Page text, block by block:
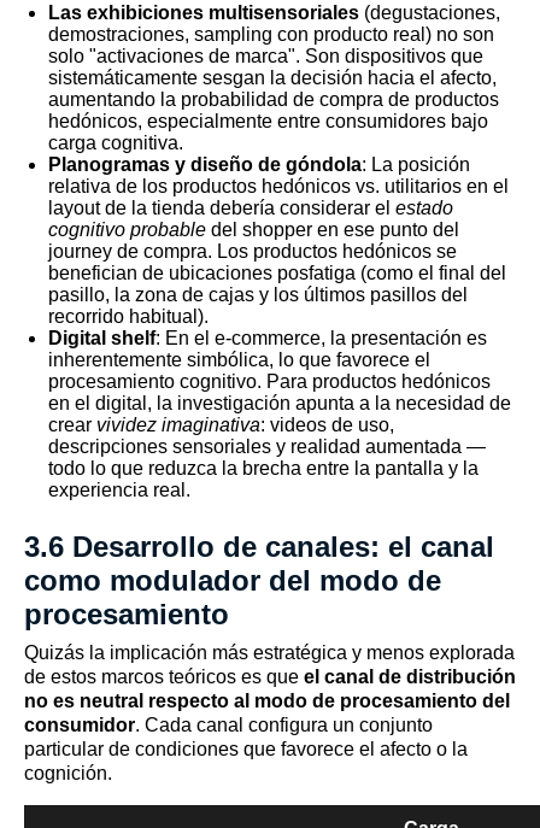
Las exhibiciones multisensoriales (degustaciones,
demostraciones, sampling con producto real) no son
solo "activaciones de marca". Son dispositivos que
sistemáticamente sesgan la decisión hacia el afecto,
aumentando la probabilidad de compra de productos
hedónicos, especialmente entre consumidores bajo
carga cognitiva.
Planogramas y diseño de góndola: La posición
relativa de los productos hedónicos vs. utilitarios en el
layout de la tienda debería considerar el estado
cognitivo probable del shopper en ese punto del
journey de compra. Los productos hedónicos se
benefician de ubicaciones posfatiga (como el final del
pasillo, la zona de cajas y los últimos pasillos del
recorrido habitual).
Digital shelf: En el e-commerce, la presentación es
inherentemente simbólica, lo que favorece el
procesamiento cognitivo. Para productos hedónicos
en el digital, la investigación apunta a la necesidad de
crear vividez imaginativa: videos de uso,
descripciones sensoriales y realidad aumentada —
todo lo que reduzca la brecha entre la pantalla y la
experiencia real.
3.6 Desarrollo de canales: el canal
como modulador del modo de
procesamiento
Quizás la implicación más estratégica y menos explorada
de estos marcos teóricos es que el canal de distribución
no es neutral respecto al modo de procesamiento del
consumidor. Cada canal configura un conjunto
particular de condiciones que favorece el afecto o la
cognición.